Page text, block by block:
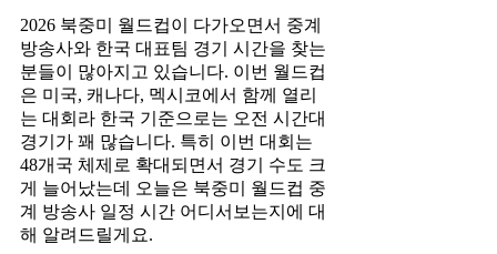
2026 북중미 월드컵이 다가오면서 중계
방송사와 한국 대표팀 경기 시간을 찾는
분들이 많아지고 있습니다. 이번 월드컵
은 미국, 캐나다, 멕시코에서 함께 열리
는 대회라 한국 기준으로는 오전 시간대
경기가 꽤 많습니다. 특히 이번 대회는
48개국 체제로 확대되면서 경기 수도 크
게 늘어났는데 오늘은 북중미 월드컵 중
계 방송사 일정 시간 어디서보는지에 대
해 알려드릴게요.